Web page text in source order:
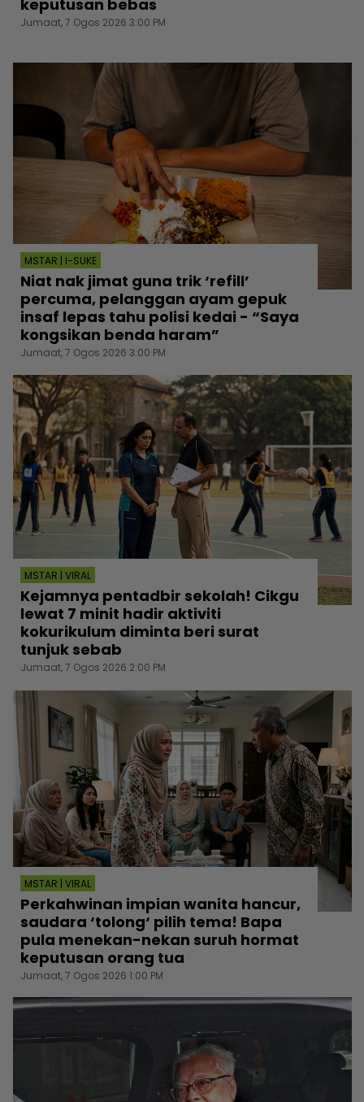
keputusan bebas
Jumaat, 7 Ogos 2026 3:00 PM
MSTAR | I-SUKE
Niat nak jimat guna trik ‘refill’
percuma, pelanggan ayam gepuk
insaf lepas tahu polisi kedai - “Saya
kongsikan benda haram”
Jumaat, 7 Ogos 2026 3:00 PM
MSTAR | VIRAL
Kejamnya pentadbir sekolah! Cikgu
lewat 7 minit hadir aktiviti
kokurikulum diminta beri surat
tunjuk sebab
Jumaat, 7 Ogos 2026 2:00 PM
MSTAR | VIRAL
Perkahwinan impian wanita hancur,
saudara ‘tolong‘ pilih tema! Bapa
pula menekan-nekan suruh hormat
keputusan orang tua
Jumaat, 7 Ogos 2026 1:00 PM